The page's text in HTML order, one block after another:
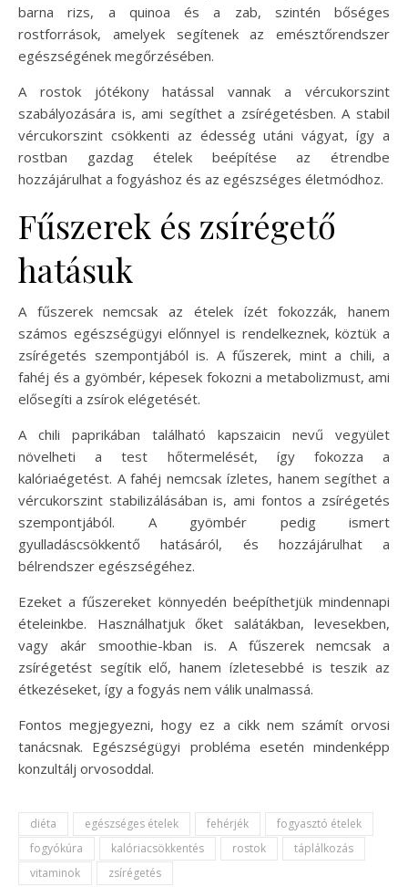
barna rizs, a quinoa és a zab, szintén bőséges
rostforrások, amelyek segítenek az emésztőrendszer
egészségének megőrzésében.
A rostok jótékony hatással vannak a vércukorszint
szabályozására is, ami segíthet a zsírégetésben. A stabil
vércukorszint csökkenti az édesség utáni vágyat, így a
rostban gazdag ételek beépítése az étrendbe
hozzájárulhat a fogyáshoz és az egészséges életmódhoz.
Fűszerek és zsírégető
hatásuk
A fűszerek nemcsak az ételek ízét fokozzák, hanem
számos egészségügyi előnnyel is rendelkeznek, köztük a
zsírégetés szempontjából is. A fűszerek, mint a chili, a
fahéj és a gyömbér, képesek fokozni a metabolizmust, ami
elősegíti a zsírok elégetését.
A chili paprikában található kapszaicin nevű vegyület
növelheti a test hőtermelését, így fokozza a
kalóriaégetést. A fahéj nemcsak ízletes, hanem segíthet a
vércukorszint stabilizálásában is, ami fontos a zsírégetés
szempontjából. A gyömbér pedig ismert
gyulladáscsökkentő hatásáról, és hozzájárulhat a
bélrendszer egészségéhez.
Ezeket a fűszereket könnyedén beépíthetjük mindennapi
ételeinkbe. Használhatjuk őket salátákban, levesekben,
vagy akár smoothie-kban is. A fűszerek nemcsak a
zsírégetést segítik elő, hanem ízletesebbé is teszik az
étkezéseket, így a fogyás nem válik unalmassá.
Fontos megjegyezni, hogy ez a cikk nem számít orvosi
tanácsnak. Egészségügyi probléma esetén mindenképp
konzultálj orvosoddal.
diéta egészséges ételek fehérjék
fogyasztó ételek
fogyókúra
kalóriacsökkentés rostok
táplálkozás
vitaminok
zsírégetés